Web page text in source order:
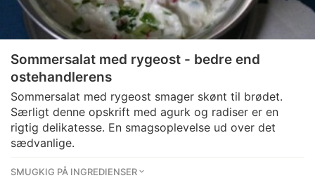
Sommersalat med rygeost - bedre end
ostehandlerens
Sommersalat med rygeost smager skønt til brødet.
Særligt denne opskrift med agurk og radiser er en
rigtig delikatesse. En smagsoplevelse ud over det
sædvanlige.
SMUGKIG PÅ INGREDIENSER